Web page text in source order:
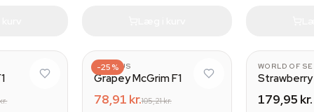
-25%
AZARIUS
Grapey McGrim F1
78,91 kr.105,21 kr.
WORLD OF
179,95 kr.